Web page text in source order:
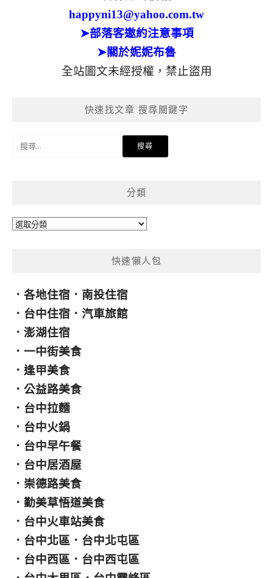
happyni13@yahoo.com.tw
➤部落客邀約注意事項
➤關於妮妮布魯
全站圖文未經授權，禁止盜用
快速找文章 搜尋關鍵字
分類
分
快速懶人包
． 各地住宿 ． 南投住宿
． 台中住宿 ． 汽車旅館
． 澎湖住宿
． 一中街美食
． 逢甲美食
． 公益路美食
． 台中拉麵
． 台中火鍋
． 台中早午餐
． 台中居酒屋
． 崇德路美食
． 勤美草悟道美食
． 台中火車站美食
． 台中北區 ． 台中北屯區
． 台中西區 ． 台中西屯區